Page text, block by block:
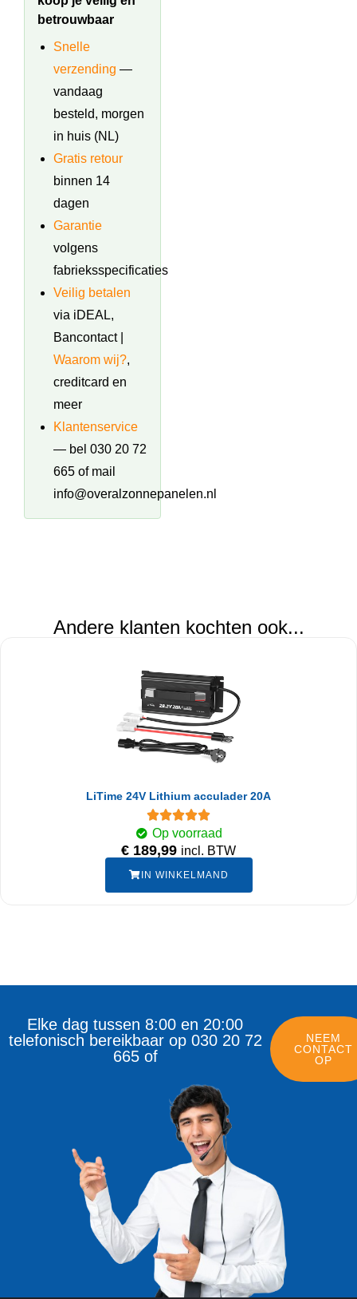
betrouwbaar
Snelle
verzending —
vandaag
besteld, morgen
in huis (NL)
Gratis retour
binnen 14
dagen
Garantie
volgens
fabrieksspecificaties
Veilig betalen
via iDEAL,
Bancontact |
Waarom wij?,
creditcard en
meer
Klantenservice
— bel 030 20 72
665 of mail
info@overalzonnepanelen.nl
Andere klanten kochten ook...
LiTime 24V Lithium acculader 20A
Op voorraad
€ 189,99 incl. BTW
IN WINKELMAND
Elke dag tussen 8:00 en 20:00
telefonisch bereikbaar op 030 20 72
665 of
NEEM
CONTACT
OP